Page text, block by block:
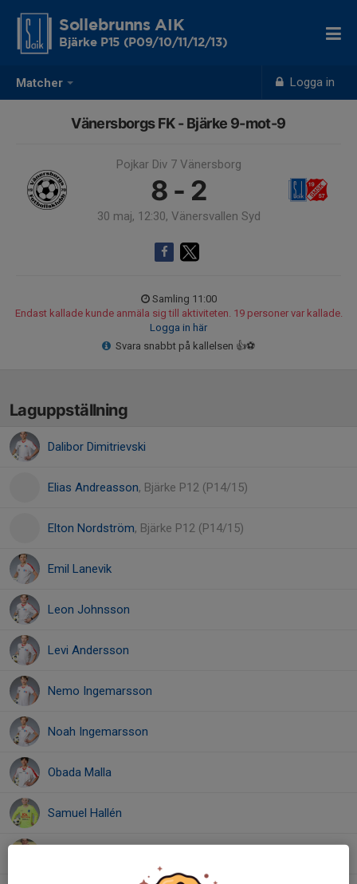
Matcher Logga in
Sollebrunns AIK
Bjärke P15 (P09/10/11/12/13)
Vänersborgs FK - Bjärke 9-mot-9
Pojkar Div 7 Vänersborg
8 - 2
30 maj, 12:30, Vänersvallen Syd
Samling 11:00
Endast kallade kunde anmäla sig till aktiviteten. 19 personer var kallade.
Logga in här
Svara snabbt på kallelsen 👍⚽
Laguppställning
Dalibor Dimitrievski
Elias Andreasson, Bjärke P12 (P14/15)
Elton Nordström, Bjärke P12 (P14/15)
Emil Lanevik
Leon Johnsson
Levi Andersson
Nemo Ingemarsson
Noah Ingemarsson
Obada Malla
Samuel Hallén